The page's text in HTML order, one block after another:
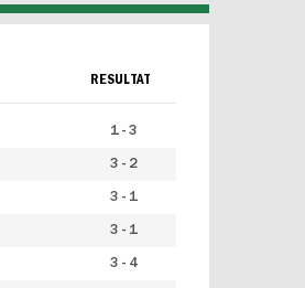
RESULTAT
1 - 3
3 - 2
3 - 1
3 - 1
3 - 4